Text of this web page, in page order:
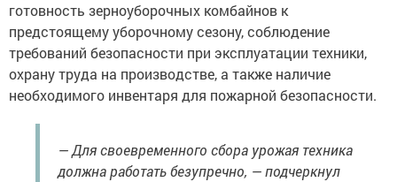
готовность зерноуборочных комбайнов к
предстоящему уборочному сезону, соблюдение
требований безопасности при эксплуатации техники,
охрану труда на производстве, а также наличие
необходимого инвентаря для пожарной безопасности.
— Для своевременного сбора урожая техника
должна работать безупречно, — подчеркнул